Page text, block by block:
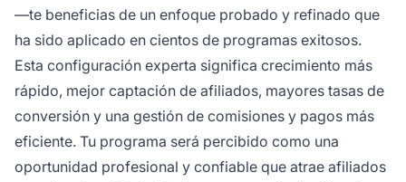
—te beneficias de un enfoque probado y refinado que
ha sido aplicado en cientos de programas exitosos.
Esta configuración experta significa crecimiento más
rápido, mejor captación de afiliados, mayores tasas de
conversión y una gestión de comisiones y pagos más
eficiente. Tu programa será percibido como una
oportunidad profesional y confiable que atrae afiliados